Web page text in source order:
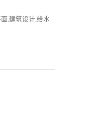
,建筑设计,给水